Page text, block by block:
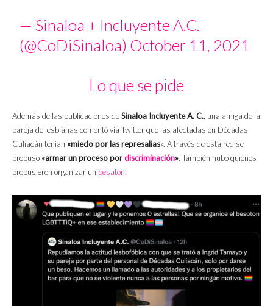
— Sinaloa + Incluyente A.C.
(@CoDiSinaloa) October 11, 2021
Lo que se pide
Además de las publicaciones deSinaloa Incluyente A. C., una amiga de la
pareja de lesbianas comentó vía Twitter que las afectadas en Décadas
Culiacán tenían «miedo por las represalias». A través de esta red se
propuso «armar un proceso pordiscriminación». También hubo quienes
propusieron organizar un besatón.